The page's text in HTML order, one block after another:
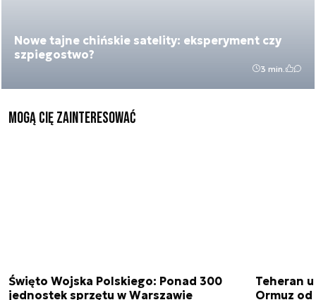
Nowe tajne chińskie satelity: eksperyment czy
szpiegostwo?
3 min.
Mogą Cię zainteresować
Święto Wojska Polskiego: Ponad 300
jednostek sprzętu w Warszawie
Teheran
Ormuz